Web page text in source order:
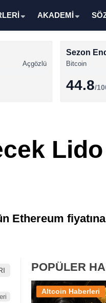
AKADEMİ
Açgözlü
Sezon
Bitcoin
44.8/
Ethereum
POPÜLER
Altcoin Haberleri